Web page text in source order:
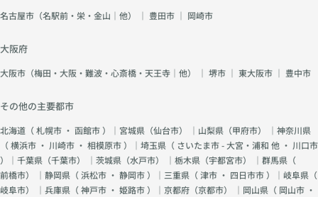
名古屋市（名駅前・栄・金山｜他） ｜ 豊田市 ｜ 岡崎市
大阪府
大阪市（梅田・大阪・難波・心斎橋・天王寺｜他） ｜ 堺市 ｜ 東大阪市 ｜ 豊中市
その他の主要都市
北海道（札幌市 ・ 函館市）｜宮城県（仙台市） ｜山梨県（甲府市） ｜神奈川県
（横浜市 ・ 川崎市 ・ 相模原市）｜埼玉県（ さいたま市 - 大宮・浦和 他 ・ 川口市
）｜千葉県（千葉市） ｜茨城県（水戸市） ｜栃木県（宇都宮市） ｜群馬県（
前橋市） ｜静岡県（浜松市 ・ 静岡市）｜三重県（津市 ・ 四日市市）｜岐阜県（
岐阜市） ｜兵庫県（神戸市 ・ 姫路市）｜京都府（京都市） ｜岡山県（ 岡山市 ・